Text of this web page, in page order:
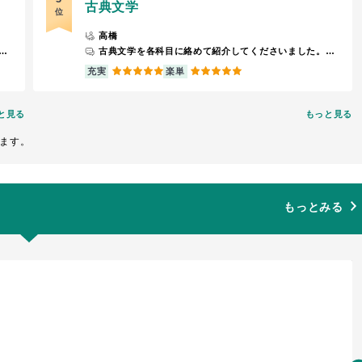
ＣＡ。出席は取らないが、代わりに毎回の予習（テキストを読み、指定された用語の説明）とコメントペーパーが課される。成績評価は予習とコメントが2割適度、期末レポートが8割。 期末レポートは4000字以上かつ学術論文の6部が必要となり、負担が大きすぎる。また、期末レポートのためのレポート（何を期末レポートにするか等）が課され、これは1000字程度。筆者自信、初回は参加したが、これを理由に履修を外した。 内容自体は面白いが、期末レポートが大変すぎる。おそらく、しっかりとレポートを提出すれば単位を取得できるだろう。よほどの興味がある方にしかオススメできない。 ＣＡに労力を使いたくない方は別の講義を強く勧める。
見る
位 古典文学
高橋
古典文学を各科目に絡めて紹介してくださいました。古文の音読がありました。
充実 5 楽単 5
もっと見る
す。
もっとみる